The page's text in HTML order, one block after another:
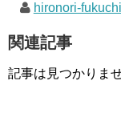
hironori-fukuchi
関連記事
記事は見つかりま